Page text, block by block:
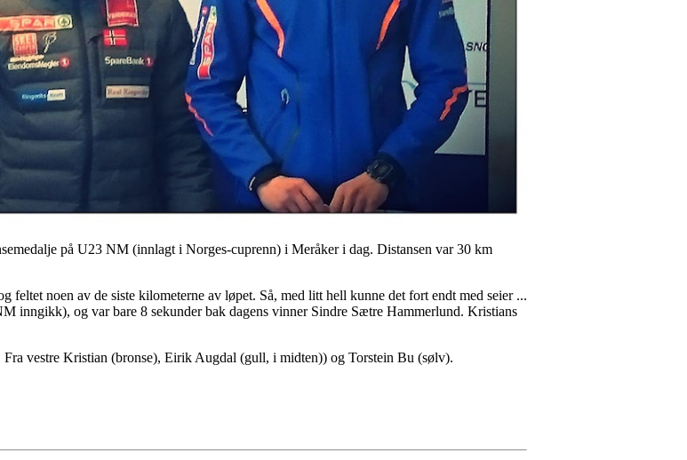
på U23 NM (innlagt i Norges-cuprenn) i Meråker i dag. Distansen var 30 km
feltet noen av de siste kilometerne av løpet. Så, med litt hell kunne det fort endt med seier ...
inngikk), og var bare 8 sekunder bak dagens vinner Sindre Sætre Hammerlund. Kristians
vestre Kristian (bronse), Eirik Augdal (gull, i midten)) og Torstein Bu (sølv).